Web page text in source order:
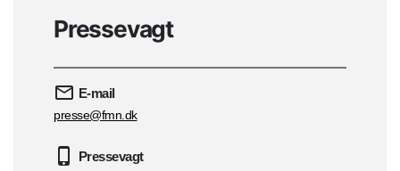
Pressevagt
E-mail
presse@fmn.dk
Pressevagt